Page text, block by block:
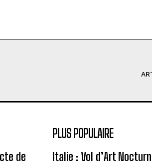
de
PLUS POPULAIRE
Italie : Vol d’Art